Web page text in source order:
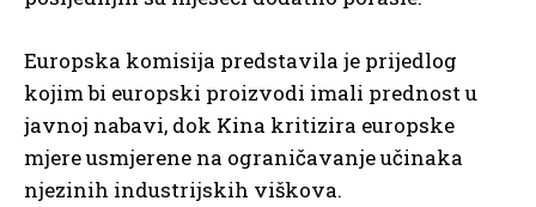
Europska komisija predstavila je prijedlog
kojim bi europski proizvodi imali prednost u
javnoj nabavi, dok Kina kritizira europske
mjere usmjerene na ograničavanje učinaka
njezinih industrijskih viškova.